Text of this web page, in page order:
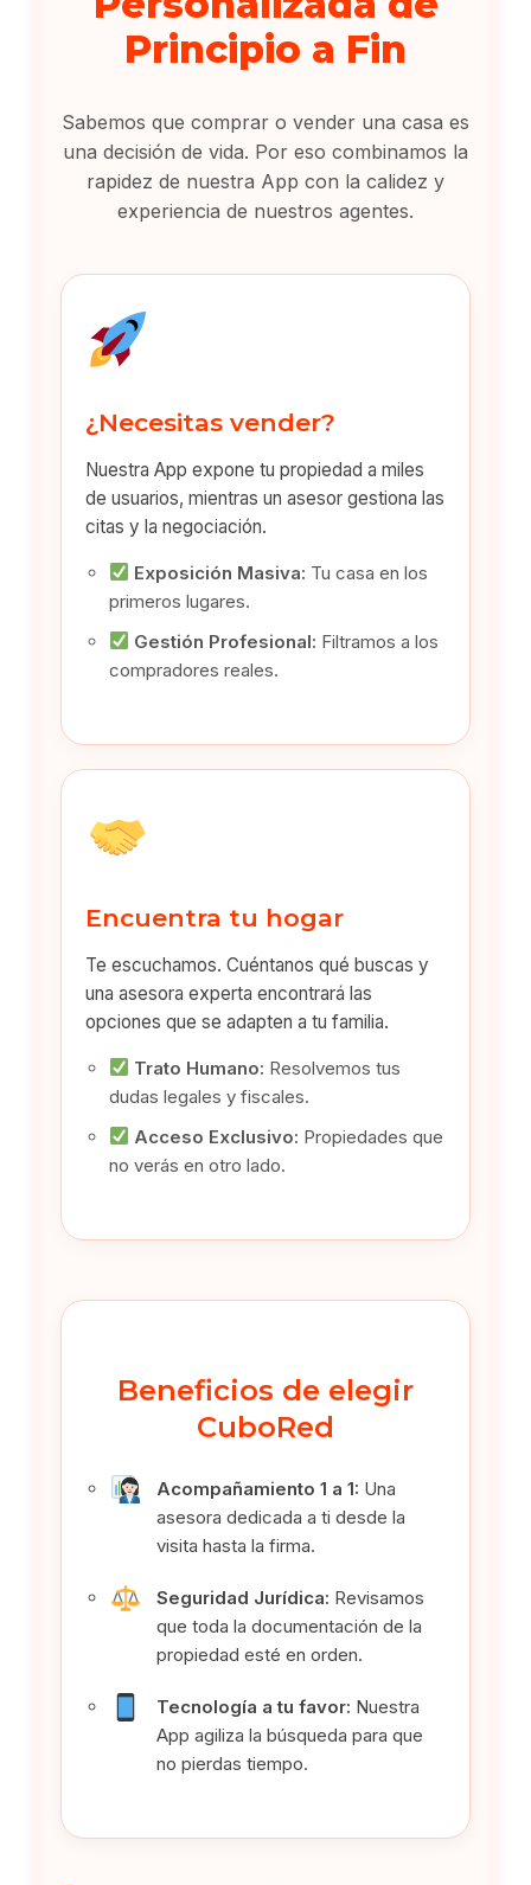
Principio a Fin
Sabemos que comprar o vender una casa es
una decisión de vida. Por eso combinamos la
rapidez de nuestra App con la calidez y
experiencia de nuestros agentes.
¿Necesitas vender?
Nuestra App expone tu propiedad a miles
de usuarios, mientras un asesor gestiona las
citas y la negociación.
Exposición Masiva: Tu casa en los
primeros lugares.
Gestión Profesional: Filtramos a los
compradores reales.
Encuentra tu hogar
Te escuchamos. Cuéntanos qué buscas y
una asesora experta encontrará las
opciones que se adapten a tu familia.
Trato Humano: Resolvemos tus
dudas legales y fiscales.
Acceso Exclusivo: Propiedades que
no verás en otro lado.
Beneficios de elegir
CuboRed
Acompañamiento 1 a 1: Una
asesora dedicada a ti desde la
visita hasta la firma.
Seguridad Jurídica: Revisamos
que toda la documentación de la
propiedad esté en orden.
Tecnología a tu favor: Nuestra
App agiliza la búsqueda para que
no pierdas tiempo.